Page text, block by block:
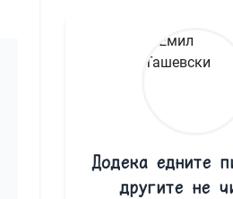
Додека едните
другите не